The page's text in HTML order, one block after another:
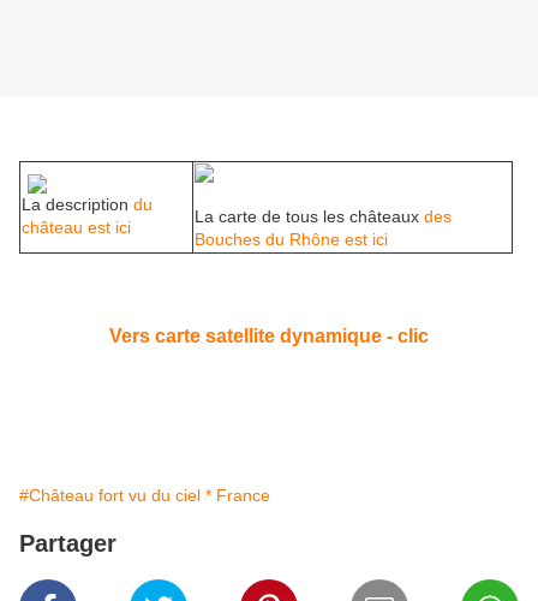
La description du
château est ici
La carte de tous les châteaux des
Bouches du Rhône est ici
Vers carte satellite dynamique - clic
#Château fort vu du ciel * France
Partager